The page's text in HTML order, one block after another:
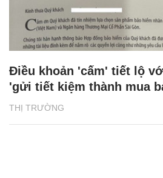
THỊ TRƯỜNG
Điều khoản 'cấm' tiết lộ
'gửi tiết kiệm thành mua